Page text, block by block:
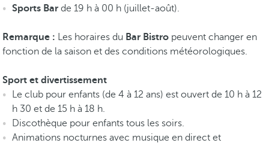
Sports Bar de 19 h à 00 h (juillet-août).
Remarque : Les horaires du Bar Bistro peuvent changer en
fonction de la saison et des conditions météorologiques.
Sport et divertissement
Le club pour enfants (de 4 à 12 ans) est ouvert de 10 h à 12
h 30 et de 15 h à 18 h.
Discothèque pour enfants tous les soirs.
Animations nocturnes avec musique en direct et